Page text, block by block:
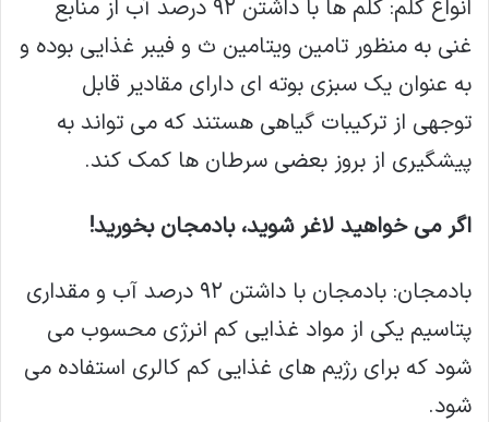
انواع کلم: کلم ها با داشتن ۹۲ درصد آب از منابع
غنی به منظور تامین ویتامین ث و فیبر غذایی بوده و
به عنوان یک سبزی بوته ای دارای مقادیر قابل
توجهی از ترکیبات گیاهی هستند که می تواند به
پیشگیری از بروز بعضی سرطان ها کمک کند.
اگر می خواهید لاغر شوید، بادمجان بخورید!
بادمجان: بادمجان با داشتن ۹۲ درصد آب و مقداری
پتاسیم یکی از مواد غذایی کم انرژی محسوب می
شود که برای رژیم های غذایی کم کالری استفاده می
شود.